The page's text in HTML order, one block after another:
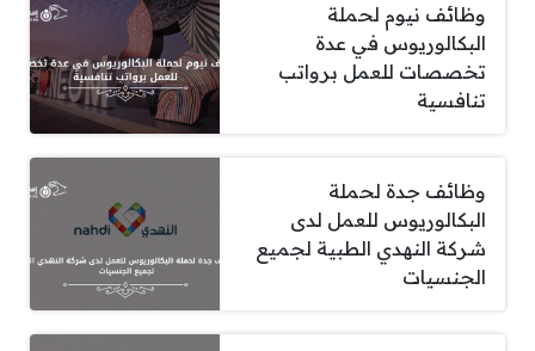
وظائف نيوم لحملة
البكالوريوس في عدة
تخصصات للعمل برواتب
تنافسية
وظائف جدة لحملة
البكالوريوس للعمل لدى
شركة النهدي الطبية لجميع
الجنسيات